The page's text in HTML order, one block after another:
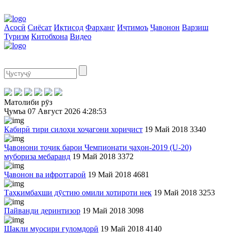
Асосӣ Сиёсат Иқтисод Фарҳанг Иҷтимоъ Ҷавонон Варзиш
Туризм Китобхона Видео
Матолиби рӯз
Ҷумъа 07 Август 2026 4:28:53
Кабирӣ тири силоҳи хоҷагони хориҷист 19 Май 2018 3340
Ҷавонони тоҷик барои Чемпионати ҷаҳон-2019 (U-20)
мубориза мебаранд 19 Май 2018 3372
Ҷавонон ва ифротгароӣ 19 Май 2018 4681
Таҳкимбахши дӯстию омили хотироти нек 19 Май 2018 3253
Пайванди деринтизор 19 Май 2018 3098
Шакли муосири ғуломдорӣ 19 Май 2018 4140